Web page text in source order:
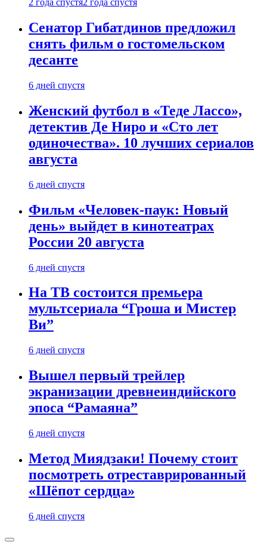
2 года спустя2 года спустя
Сенатор Гибатдинов предложил
снять фильм о гостомельском
десанте
6 дней спустя
Женский футбол в «Теде Лассо»,
детектив Де Ниро и «Сто лет
одиночества». 10 лучших сериалов
августа
6 дней спустя
Фильм «Человек-паук: Новый
день» выйдет в кинотеатрах
России 20 августа
6 дней спустя
На ТВ состоится премьера
мультсериала “Гроша и Мистер
Ви”
6 дней спустя
Вышел первый трейлер
экранизации древнеиндийского
эпоса “Рамаяна”
6 дней спустя
Метод Миядзаки! Почему стоит
посмотреть отреставрированный
«Шёпот сердца»
6 дней спустя